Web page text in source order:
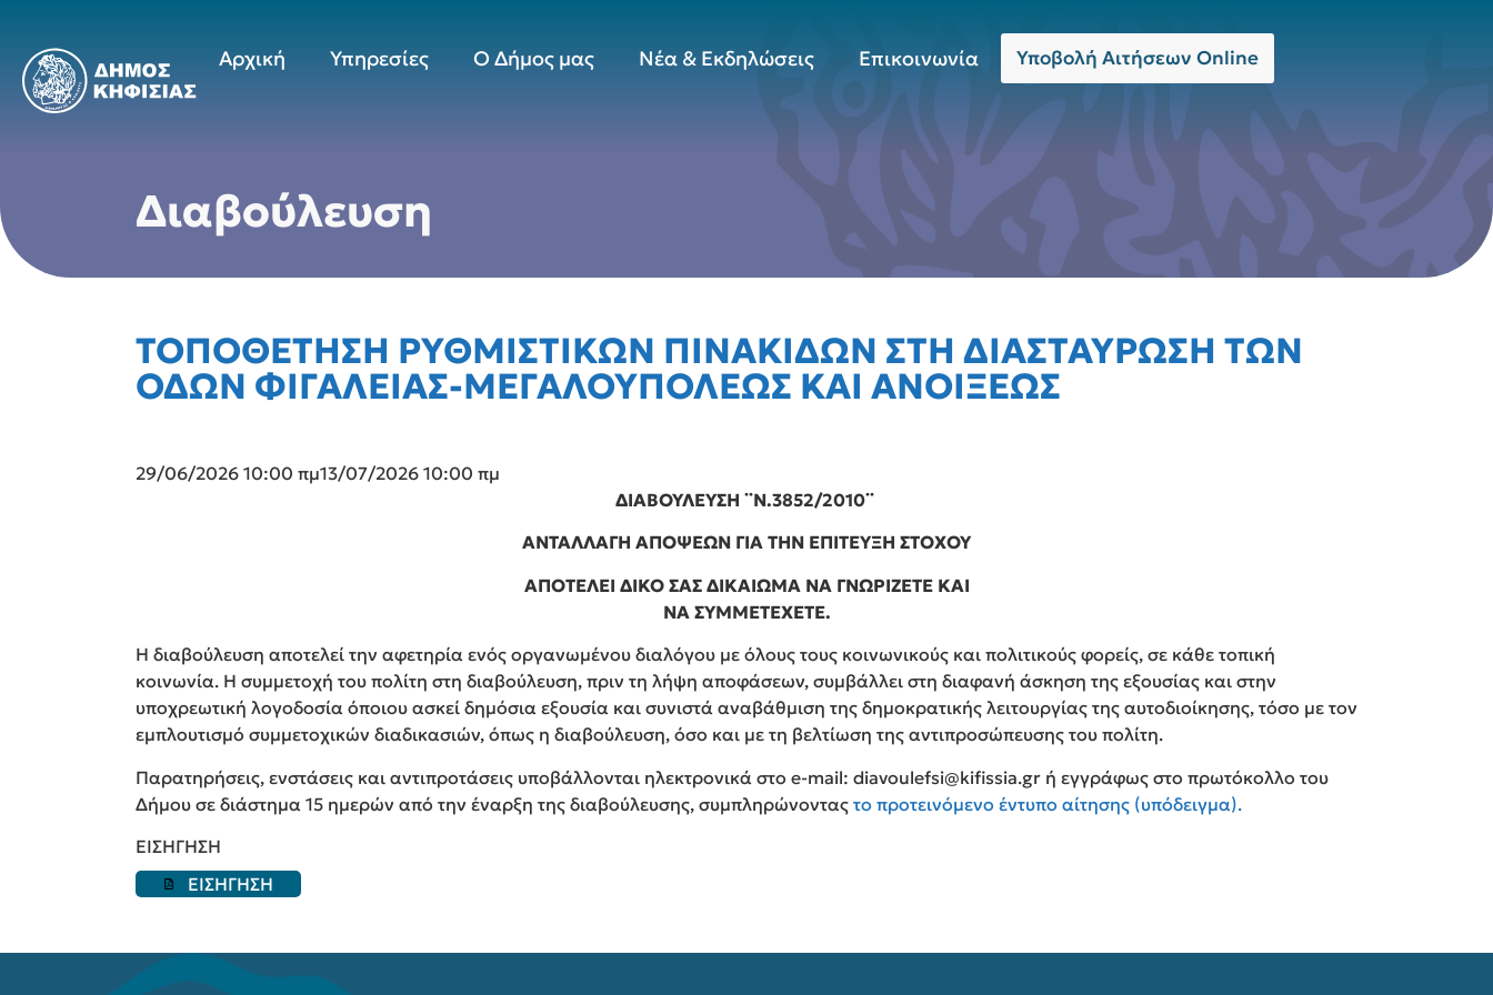
Αρχική Υπηρεσίες Ο Δήμος μας Νέα & Εκδηλώσεις Επικοινωνία Υποβολή Αιτήσεων Online
Διαβούλευση
ΤΟΠΟΘΕΤΗΣΗ ΡΥΘΜΙΣΤΙΚΩΝ ΠΙΝΑΚΙΔΩΝ ΣΤΗ ΔΙΑΣΤΑΥΡΩΣΗ ΤΩΝ
ΟΔΩΝ ΦΙΓΑΛΕΙΑΣ-ΜΕΓΑΛΟΥΠΟΛΕΩΣ ΚΑΙ ΑΝΟΙΞΕΩΣ
29/06/2026 10:00 πμ13/07/2026 10:00 πμ
ΔΙΑΒΟΥΛΕΥΣΗ ¨Ν.3852/2010¨
ΑΝΤΑΛΛΑΓΗ ΑΠΟΨΕΩΝ ΓΙΑ ΤΗΝ ΕΠΙΤΕΥΞΗ ΣΤΟΧΟΥ
ΑΠΟΤΕΛΕΙ ΔΙΚΟ ΣΑΣ ΔΙΚΑΙΩΜΑ ΝΑ ΓΝΩΡΙΖΕΤΕ ΚΑΙ
ΝΑ ΣΥΜΜΕΤΕΧΕΤΕ.
Η διαβούλευση αποτελεί την αφετηρία ενός οργανωμένου διαλόγου με όλους τους κοινωνικούς και πολιτικούς φορείς, σε κάθε τοπική
κοινωνία. Η συμμετοχή του πολίτη στη διαβούλευση, πριν τη λήψη αποφάσεων, συμβάλλει στη διαφανή άσκηση της εξουσίας και στην
υποχρεωτική λογοδοσία όποιου ασκεί δημόσια εξουσία και συνιστά αναβάθμιση της δημοκρατικής λειτουργίας της αυτοδιοίκησης, τόσο με τον
εμπλουτισμό συμμετοχικών διαδικασιών, όπως η διαβούλευση, όσο και με τη βελτίωση της αντιπροσώπευσης του πολίτη.
Παρατηρήσεις, ενστάσεις και αντιπροτάσεις υποβάλλονται ηλεκτρονικά στο e-mail: diavoulefsi@kifissia.gr ή εγγράφως στο πρωτόκολλο του
Δήμου σε διάστημα 15 ημερών από την έναρξη της διαβούλευσης, συμπληρώνοντας το προτεινόμενο έντυπο αίτησης (υπόδειγμα).
ΕΙΣΗΓΗΣΗ
ΕΙΣΗΓΗΣΗ